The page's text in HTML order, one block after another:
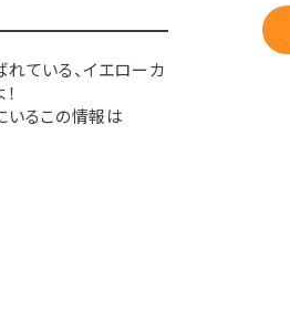
ている、イエローカ
いるこの情報は